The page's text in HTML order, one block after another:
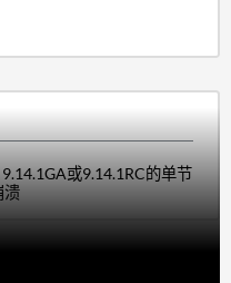
或9.14.1RC的单节
溃